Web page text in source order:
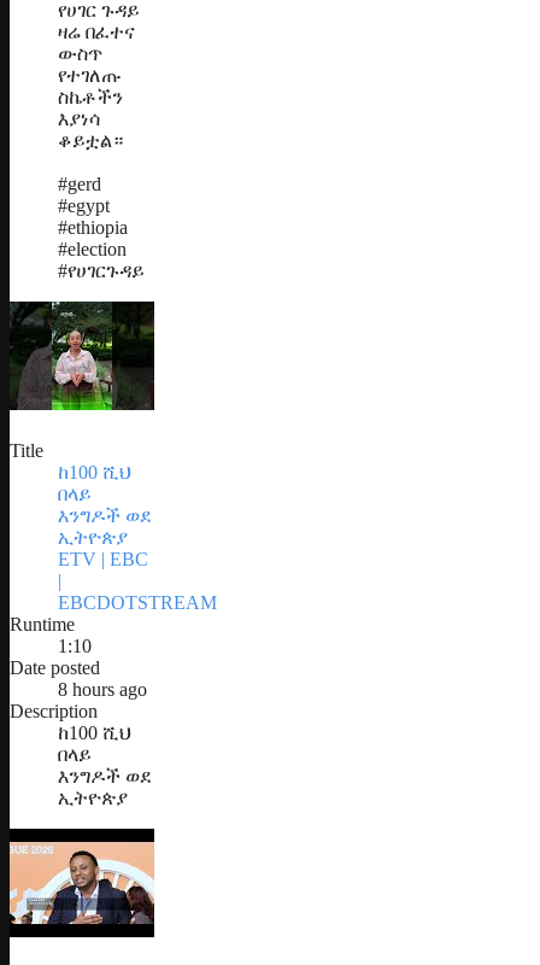
የሀገር ጉዳይ
ዛሬ በፈተና
ውስጥ
የተገለጡ
ስኬቶችን
እያነሳ
ቆይቷል።
#gerd
#egypt
#ethiopia
#election
#የሀገርጉዳይ
Title
ከ100 ሺህ
በላይ
እንግዶች ወደ
ኢትዮጵያ
ETV | EBC
|
EBCDOTSTREAM
Runtime
1:10
Date posted
8 hours ago
Description
ከ100 ሺህ
በላይ
እንግዶች ወደ
ኢትዮጵያ